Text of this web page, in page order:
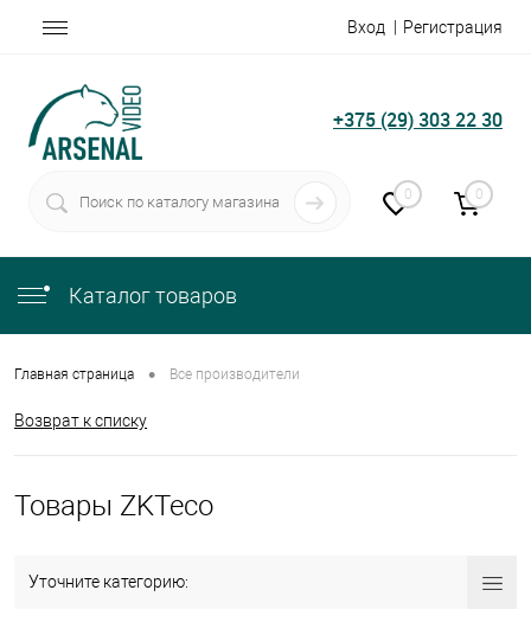
Вход Регистрация
+375 (29) 303 22 30
0 0
Каталог товаров
Главная страница • Все производители
Возврат к списку
Товары ZKTeco
Уточните категорию: